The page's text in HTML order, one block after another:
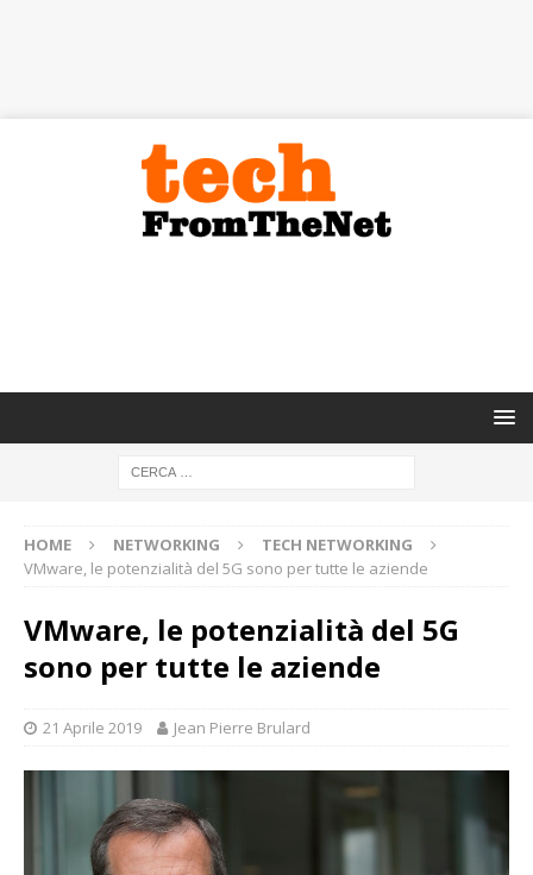
HOME NETWORKING
TECH NETWORKING
VMware, le potenzialità del 5G sono per tutte le aziende
VMware, le potenzialità del 5G
sono per tutte le aziende
21 Aprile 2019 Jean Pierre Brulard